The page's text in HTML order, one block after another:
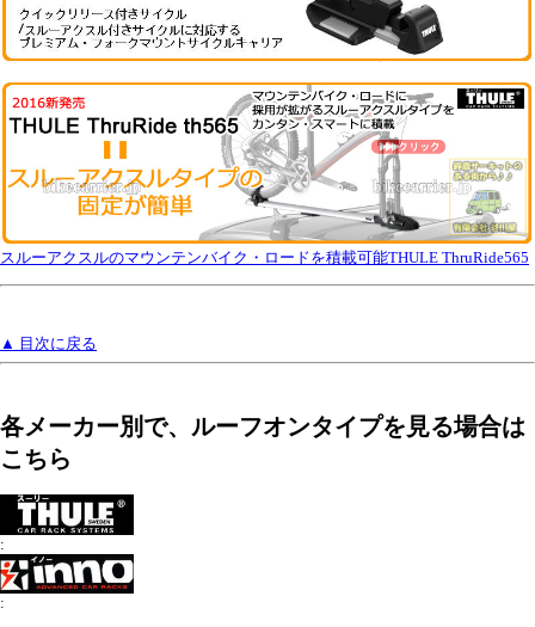
スルーアクスルのマウンテンバイク・ロードを積載可能THULE ThruRide565
▲ 目次に戻る
各メーカー別で、ルーフオンタイプを見る場合は
こちら
:
: